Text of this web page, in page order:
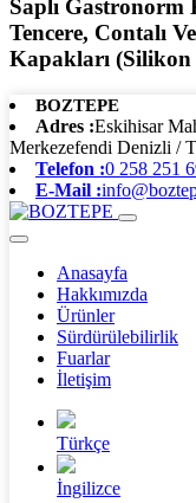
Saplı Gastronorm
Tencere, Contalı
Kapakları (Silikon
BOZTEPE
Adres :Eskihisar
Merkezefendi Denizli /
Telefon :0 258 251
E-Mail :
Anasayfa
Hakkımızda
Ürünler
Sürdürülebilirlik
Fuarlar
İletişim
Türkçe
İngilizce